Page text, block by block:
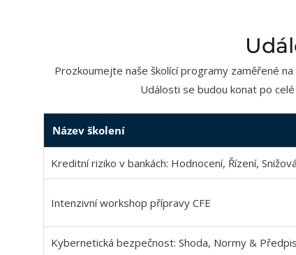
Prozkoumejte naše školící programy zaměřené
Události se budou konat po
Název školení
Kreditní riziko v bankách: Hodnocení, Řízení,
Intenzivní workshop přípravy CFE
Kybernetická bezpečnost: Shoda, Normy &